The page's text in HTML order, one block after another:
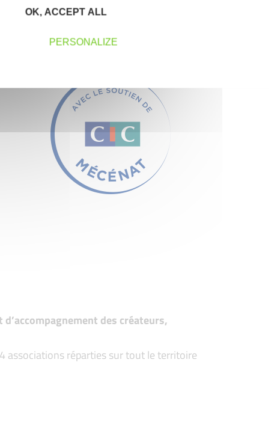
des créateurs,
associations réparties sur tout le territoire
OK, ACCEPT ALL
PERSONALIZE